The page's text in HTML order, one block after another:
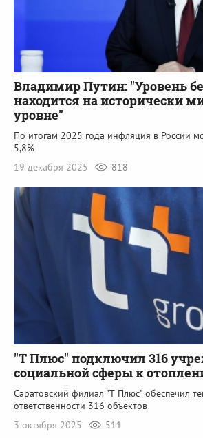
Владимир Путин: "Уровень
находится на исторически
уровне"
По итогам 2025 года инфляция в России
5,8%
19 декабря 2025
818
"Т Плюс" подключил 316
социальной сферы к
Саратовский филиал "Т Плюс" обеспечил
ответственности 316 объектов
3 октября 2025
511